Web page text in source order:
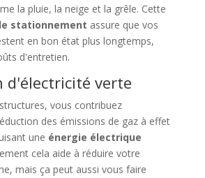
la pluie, la neige et la grêle. Cette
stationnement assure que vos
en bon état plus longtemps,
d'entretien.
d'électricité verte
vous contribuez
des émissions de gaz à effet
une énergie électrique
cela aide à réduire votre
mais ça peut aussi vous faire